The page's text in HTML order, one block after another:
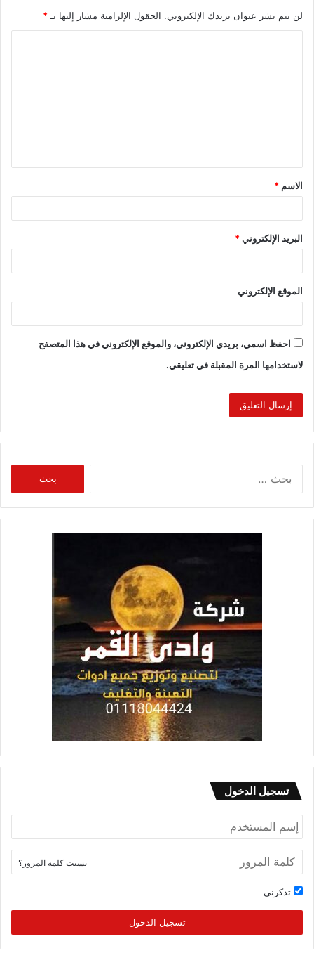
لن يتم نشر عنوان بريدك الإلكتروني. الحقول الإلزامية مشار إليها بـ *
الاسم *
البريد الإلكتروني*
الموقع الإلكتروني
احفظ اسمي، بريدي الإلكتروني، والموقع الإلكتروني في هذا المتصفح
لاستخدامها المرة المقبلة في تعليقي.
تسجيل الدخول
نسيت كلمة المرور؟
تذكرني
تسجيل الدخول